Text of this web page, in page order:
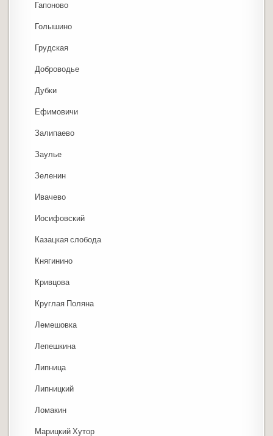
Гапоново
Голышино
Грудская
Доброводье
Дубки
Ефимовичи
Залипаево
Заулье
Зеленин
Ивачево
Иосифовский
Казацкая слобода
Княгинино
Кривцова
Круглая Поляна
Лемешовка
Лепешкина
Липница
Липницкий
Ломакин
Марицкий Хутор